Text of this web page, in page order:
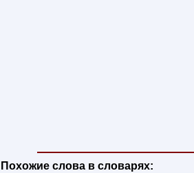
Похожие слова в словарях: